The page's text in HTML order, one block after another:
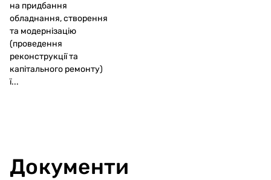
на придбання
обладнання, створення
та модернізацію
(проведення
реконструкції та
капітального ремонту)
ї...
Документи